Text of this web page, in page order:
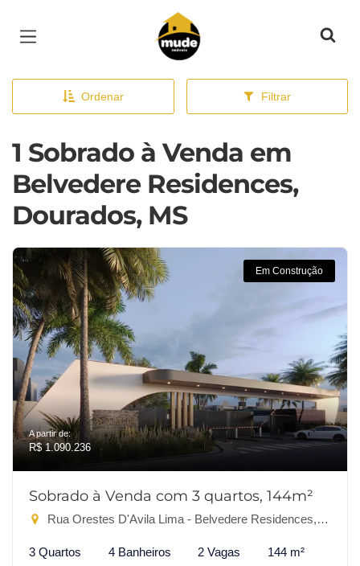
Página inicial
Ordenar Filtrar
1 Sobrado à Venda em
Belvedere Residences,
Dourados, MS
Em Construção
A partir de:
R$ 1.090.236
Sobrado à Venda com 3 quartos, 144m²
Rua Orestes D'Avila Lima - Belvedere Residences, Dourados-MS
3 Quartos 4 Banheiros 2 Vagas 144 m²